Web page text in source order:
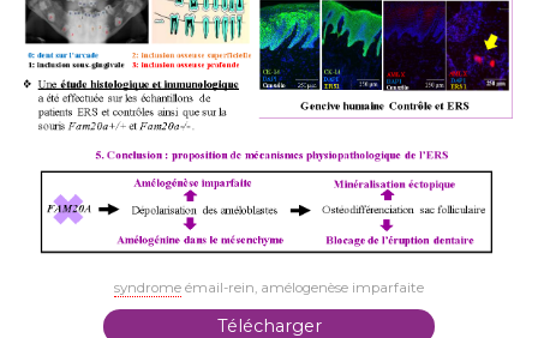
syndrome émail-rein, amélogenèse imparfaite
Télécharger